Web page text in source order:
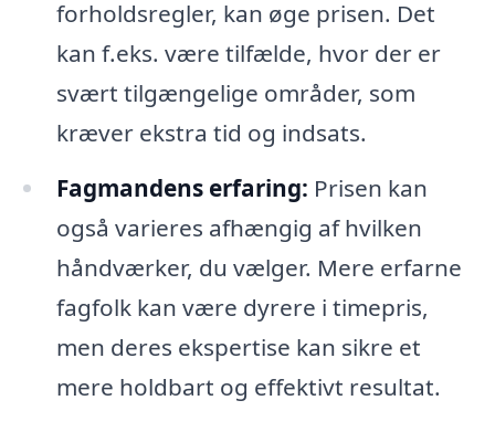
forholdsregler, kan øge prisen. Det
kan f.eks. være tilfælde, hvor der er
svært tilgængelige områder, som
kræver ekstra tid og indsats.
Fagmandens erfaring: Prisen kan
også varieres afhængig af hvilken
håndværker, du vælger. Mere erfarne
fagfolk kan være dyrere i timepris,
men deres ekspertise kan sikre et
mere holdbart og effektivt resultat.